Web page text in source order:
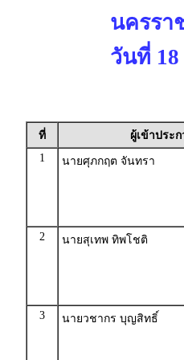
นครรา
วันที่
ที่
ผู้เข้าประก
1
นายศุภกฤต จันทรา
2 นายสุเทพ ทิพโชติ
3 นายวชากร บุญสิทธิ์